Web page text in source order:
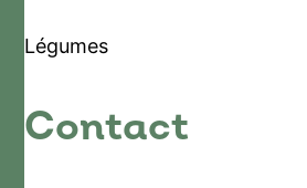
Légumes
Contact